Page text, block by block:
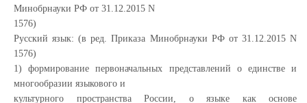
Минобрнауки РФ от 31.12.2015 N
1576)
Русский язык: (в ред. Приказа Минобрнауки РФ от 31.12.2015 N
1576)
1) формирование первоначальных представлений о единстве и
многообразии языкового и
культурного пространства России, о языке как основе